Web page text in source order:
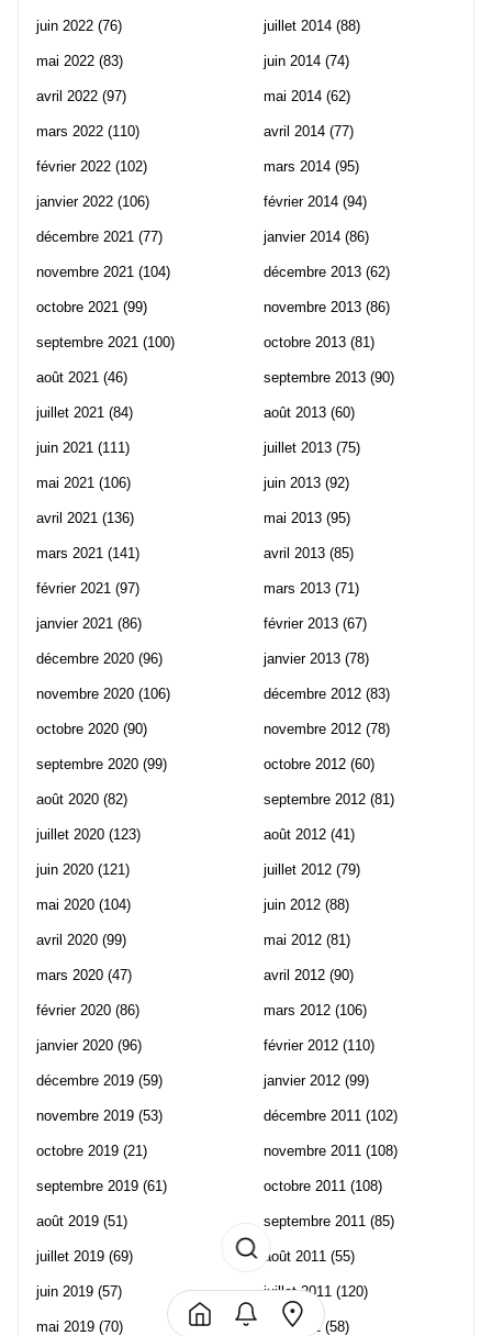
juin 2022 (76)
mai 2022 (83)
avril 2022 (97)
mars 2022 (110)
février 2022 (102)
janvier 2022 (106)
décembre 2021 (77)
novembre 2021 (104)
octobre 2021 (99)
septembre 2021 (100)
août 2021 (46)
juillet 2021 (84)
juin 2021 (111)
mai 2021 (106)
avril 2021 (136)
mars 2021 (141)
février 2021 (97)
janvier 2021 (86)
décembre 2020 (96)
novembre 2020 (106)
octobre 2020 (90)
septembre 2020 (99)
août 2020 (82)
juillet 2020 (123)
juin 2020 (121)
mai 2020 (104)
avril 2020 (99)
mars 2020 (47)
février 2020 (86)
janvier 2020 (96)
décembre 2019 (59)
novembre 2019 (53)
octobre 2019 (21)
septembre 2019 (61)
août 2019 (51)
juillet 2019 (69)
juin 2019 (57)
mai 2019 (70)
juillet 2014 (88)
juin 2014 (74)
mai 2014 (62)
avril 2014 (77)
mars 2014 (95)
février 2014 (94)
janvier 2014 (86)
décembre 2013 (62)
novembre 2013 (86)
octobre 2013 (81)
septembre 2013 (90)
août 2013 (60)
juillet 2013 (75)
juin 2013 (92)
mai 2013 (95)
avril 2013 (85)
mars 2013 (71)
février 2013 (67)
janvier 2013 (78)
décembre 2012 (83)
novembre 2012 (78)
octobre 2012 (60)
septembre 2012 (81)
août 2012 (41)
juillet 2012 (79)
juin 2012 (88)
mai 2012 (81)
avril 2012 (90)
mars 2012 (106)
février 2012 (110)
janvier 2012 (99)
décembre 2011 (102)
novembre 2011 (108)
octobre 2011 (108)
septembre 2011 (85)
août 2011 (55)
juillet 2011 (120)
juin 2011(58)